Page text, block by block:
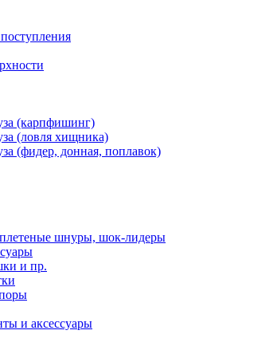
(карпфишинг)
(ловля хищника)
(фидер, донная, поплавок)
шнуры, шок-лидеры
и пр.
и аксессуары